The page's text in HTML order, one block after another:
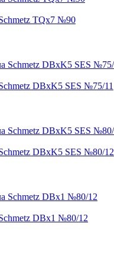
TQx7 №90
DBxK5 SES №75/11
DBxK5 SES №80/12
DBx1 №80/12